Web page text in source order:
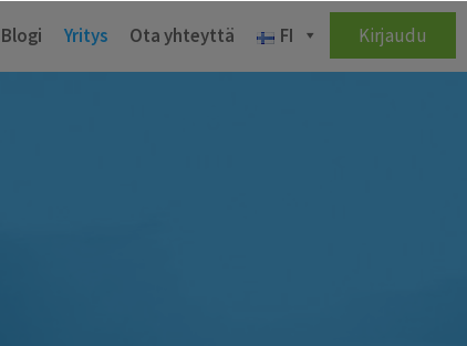
Blogi Yritys Ota yhteyttä FI Kirjaudu